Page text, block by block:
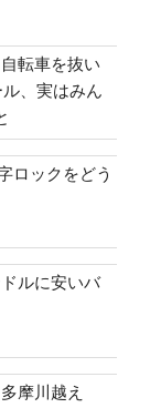
転車を抜い
、実はみん
ロックをどう
ルに安いバ
摩川越え